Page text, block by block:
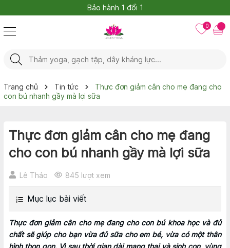
Bảo hành 1 đổi 1
0
Trang chủ Tin tức
Thực đơn giảm cân cho mẹ đang cho
con bú nhanh gầy mà lợi sữa
Thực đơn giảm cân cho mẹ đang
cho con bú nhanh gầy mà lợi sữa
Lê Thảo 845 lượt xem
Mục lục bài viết
Thực đơn giảm cân cho mẹ đang cho con bú khoa học và đủ
chất sẽ giúp cho bạn vừa đủ sữa cho em bé, vừa có một thân
hình thon gọn. Vì sau thời gian dài mang thai và sinh con, vùng